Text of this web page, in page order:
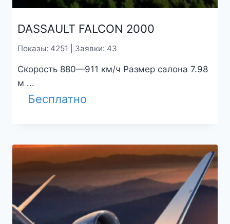
DASSAULT FALCON 2000
Показы: 4251 | Заявки: 43
Скорость 880—911 км/ч Размер салона 7.98
м ...
Бесплатно